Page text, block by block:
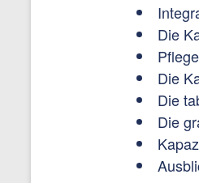
Die
Die
Die
Die